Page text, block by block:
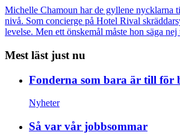
Michelle Chamoun har de gyllene nycklarna
nivå. Som concierge på Hotel Rival
levelse. Men ett önskemål måste hon säga nej
Mest läst just nu
Fonderna som bara är till för
Nyheter
Så var vår jobbsommar